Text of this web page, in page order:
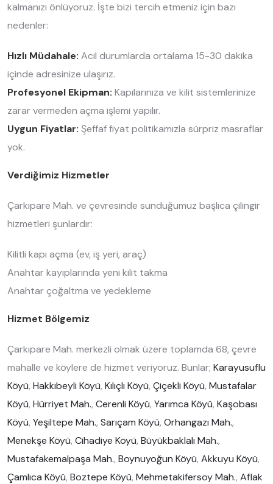
kalmanızı önlüyoruz. İşte bizi tercih etmeniz için bazı
nedenler:
Hızlı Müdahale: Acil durumlarda ortalama 15-30 dakika
içinde adresinize ulaşırız.
Profesyonel Ekipman: Kapılarınıza ve kilit sistemlerinize
zarar vermeden açma işlemi yapılır.
Uygun Fiyatlar: Şeffaf fiyat politikamızla sürpriz masraflar
yok.
Verdiğimiz Hizmetler
Çarkıpare Mah. ve çevresinde sunduğumuz başlıca çilingir
hizmetleri şunlardır:
Kilitli kapı açma (ev, iş yeri, araç)
Anahtar kayıplarında yeni kilit takma
Anahtar çoğaltma ve yedekleme
Hizmet Bölgemiz
Çarkıpare Mah. merkezli olmak üzere toplamda 68, çevre
mahalle ve köylere de hizmet veriyoruz. Bunlar; Karayusuflu
Köyü, Hakkıbeyli Köyü, Kılıçlı Köyü, Çiçekli Köyü, Mustafalar
Köyü, Hürriyet Mah., Cerenli Köyü, Yarımca Köyü, Kaşobası
Köyü, Yeşiltepe Mah., Sarıçam Köyü, Orhangazı Mah.,
Menekşe Köyü, Cihadiye Köyü, Büyükbaklalı Mah.,
Mustafakemalpaşa Mah., Boynuyoğun Köyü, Akkuyu Köyü,
Çamlıca Köyü, Boztepe Köyü, Mehmetakifersoy Mah., Aflak